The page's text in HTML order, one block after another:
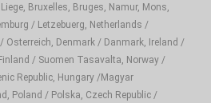
Bruxelles, Bruges, Namur, Mons,
/ Letzebuerg, Netherlands /
Osterreich, Denmark / Danmark, Ireland /
/ Suomen Tasavalta, Norway /
Republic, Hungary /Magyar
Poland / Polska, Czech Republic /